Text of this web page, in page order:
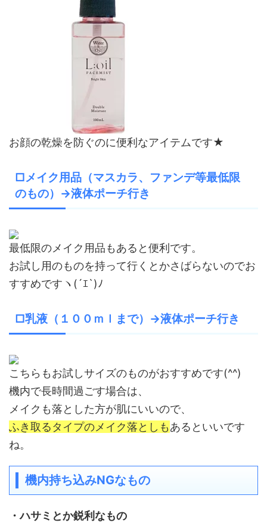
お顔の乾燥を防ぐのに便利なアイテムです★
□メイク用品（マスカラ、ファンデ等最低限
のもの）→液体ポーチ行き
最低限のメイク用品もあると便利です。
お試し用のものを持って行くとかさばらないのでお
すすめですヽ(´ｴ`)ﾉ
□乳液（１００ｍｌまで）→液体ポーチ行き
こちらもお試しサイズのものがおすすめです(^^)
機内で長時間過ごす場合は、
メイクも落とした方が肌にいいので、
ふき取るタイプのメイク落としもあるといいです
ね。
機内持ち込みNGなもの
・ハサミとか鋭利なもの